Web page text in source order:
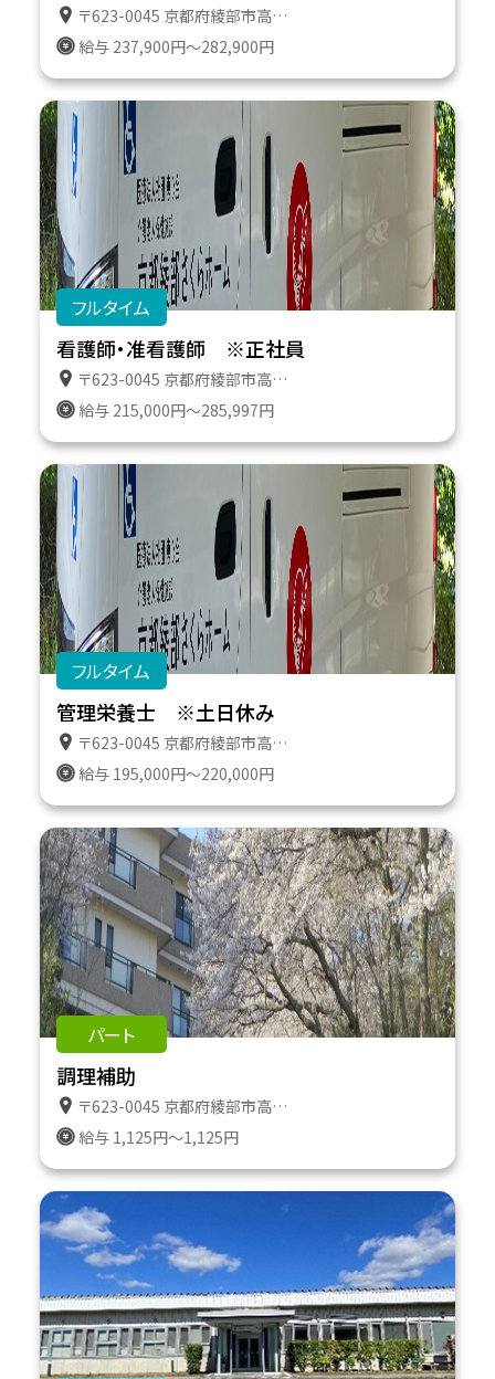
〒623-0045 京都府綾部市高津町遠所１番地６１１
給与 237,900円～282,900円
フルタイム
看護師・准看護師 ※正社員
〒623-0045 京都府綾部市高津町遠所１番地６１１
給与 215,000円～285,997円
フルタイム
管理栄養士 ※土日休み
〒623-0045 京都府綾部市高津町遠所１番地６１１
給与 195,000円～220,000円
パート
調理補助
〒623-0045 京都府綾部市高津町遠所１番地６１１
給与 1,125円～1,125円